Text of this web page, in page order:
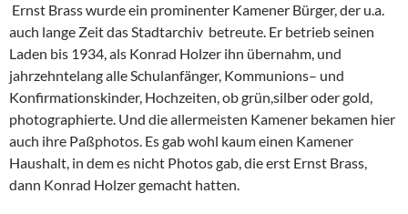
Ernst Brass wurde ein prominenter Kamener Bürger, der u.a.
auch lange Zeit das Stadtarchiv betreute. Er betrieb seinen
Laden bis 1934, als Konrad Holzer ihn übernahm, und
jahrzehntelang alle Schulanfänger, Kommunions– und
Konfirmationskinder, Hochzeiten, ob grün,silber oder gold,
photographierte. Und die allermeisten Kamener bekamen hier
auch ihre Paßphotos. Es gab wohl kaum einen Kamener
Haushalt, in dem es nicht Photos gab, die erst Ernst Brass,
dann Konrad Holzer gemacht hatten.